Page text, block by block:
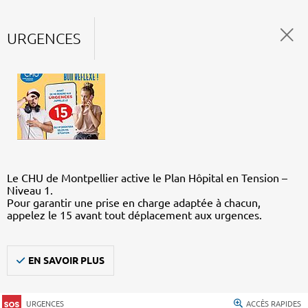
URGENCES
Le CHU de Montpellier active le Plan Hôpital en Tension –
Niveau 1.
Pour garantir une prise en charge adaptée à chacun,
appelez le 15 avant tout déplacement aux urgences.
EN SAVOIR PLUS
URGENCES ACCÈS RAPIDES